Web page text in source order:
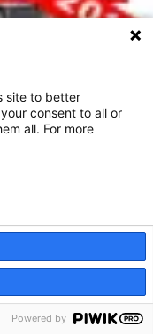
site to better
consent to all or
all. For more
Powered by